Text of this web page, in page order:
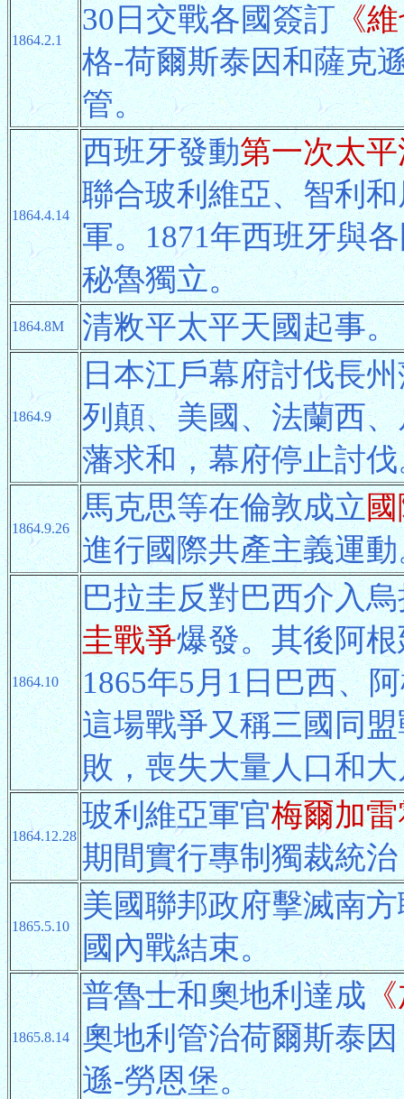
1864.2.1
30日交戰各國簽訂《
格-荷爾斯泰因和薩克
管。
1864.4.14
西班牙發動第一次太
聯合玻利維亞、智利
軍。1871年西班牙與
秘魯獨立。
1864.8M 清敉平太平天國起事。
1864.9
日本江戶幕府討伐長
列顛、美國、法蘭西
藩求和，幕府停止討
1864.9.26
馬克思等在倫敦成立
進行國際共產主義運
1864.10
巴拉圭反對巴西介入
圭戰爭爆發。其後阿
1865年5月1日巴西、
這場戰爭又稱三國同
敗，喪失大量人口和
1864.12.28
玻利維亞軍官梅爾加
期間實行專制獨裁統
1865.5.10
美國聯邦政府擊滅南
國內戰結束。
1865.8.14
普魯士和奧地利達成《
奧地利管治荷爾斯泰
遜-勞恩堡。